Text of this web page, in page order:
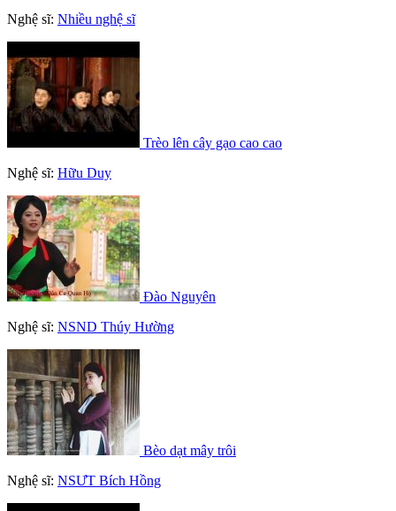
Nghệ sĩ: Nhiều nghệ sĩ
Trèo lên cây gạo cao cao
Nghệ sĩ: Hữu Duy
Đào Nguyên
Nghệ sĩ: NSND Thúy Hường
Bèo dạt mây trôi
Nghệ sĩ: NSƯT Bích Hồng